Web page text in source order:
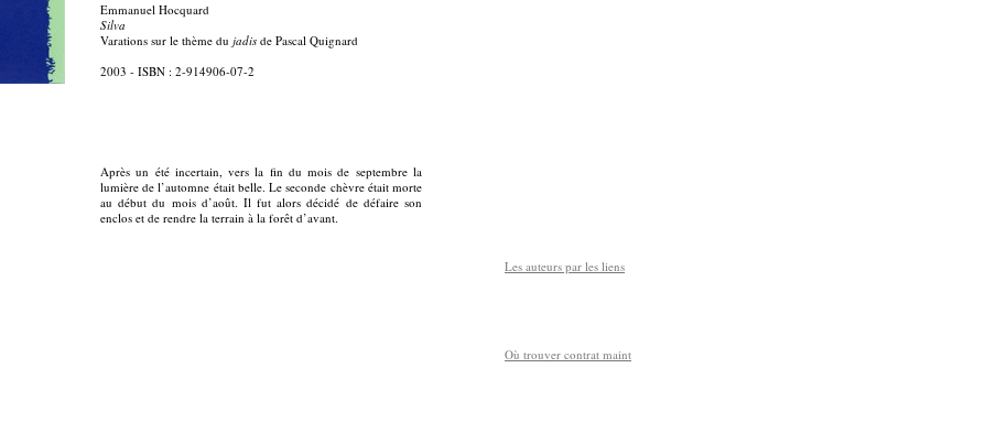
Emmanuel Hocquard
Silva
Varations sur le thème du jadis de Pascal Quignard
2003 - ISBN : 2-914906-07-2
Après un été incertain, vers la fin du mois de septembre la
lumière de l’automne était belle. Le seconde chèvre était morte
au début du mois d’août. Il fut alors décidé de défaire son
enclos et de rendre la terrain à la forêt d’avant.
Les auteurs par les liens
Où trouver contrat maint